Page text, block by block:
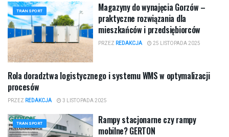
TRANSPORT
Magazyny do wynajęcia Gorzów –
praktyczne rozwiązania dla
mieszkańców i przedsiębiorców
PRZEZ REDAKCJA 25 LISTOPADA 2025
TRANSPORT
Rola doradztwa logistycznego i systemu WMS w optymalizacji
procesów
PRZEZ REDAKCJA 3 LISTOPADA 2025
TRANSPORT
Rampy stacjonarne czy rampy
mobilne? GERTON